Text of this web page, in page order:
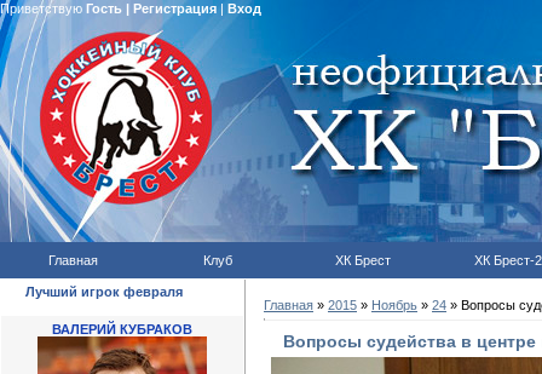
Приветствую Гость | Регистрация| Вход
Главная Клуб ХК Брест ХК Брест-2
Лучший игрок февраля
ВАЛЕРИЙ КУБРАКОВ
Главная » 2015 » Ноябрь » 24 » Вопросы
Вопросы судейства в центре